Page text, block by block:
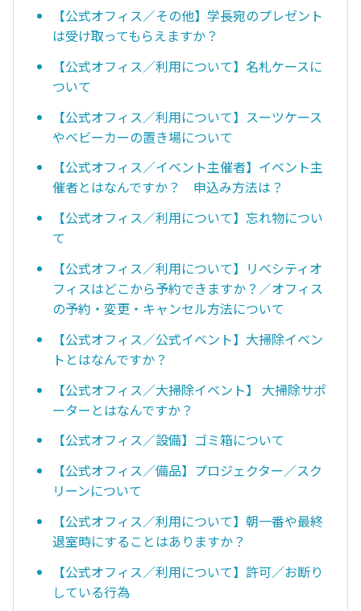
【公式オフィス／その他】学長宛のプレゼント
は受け取ってもらえますか？
【公式オフィス／利用について】名札ケースに
ついて
【公式オフィス／利用について】スーツケース
やベビーカーの置き場について
【公式オフィス／イベント主催者】イベント主
催者とはなんですか？ 申込み方法は？
【公式オフィス／利用について】忘れ物につい
て
【公式オフィス／利用について】リベシティオ
フィスはどこから予約できますか？／オフィス
の予約・変更・キャンセル方法について
【公式オフィス／公式イベント】大掃除イベン
トとはなんですか？
【公式オフィス／大掃除イベント】 大掃除サポ
ーターとはなんですか？
【公式オフィス／設備】ゴミ箱について
【公式オフィス／備品】プロジェクター／スク
リーンについて
【公式オフィス／利用について】朝一番や最終
退室時にすることはありますか？
【公式オフィス／利用について】許可／お断り
している行為